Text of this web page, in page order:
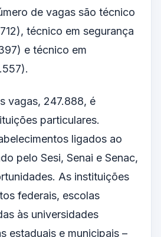
de vagas são técnico
técnico em segurança
e técnico em
vagas, 247.888, é
particulares.
ligados ao
pelo Sesi, Senai e Senac,
As instituições
federais, escolas
às universidades
estaduais e municipais –